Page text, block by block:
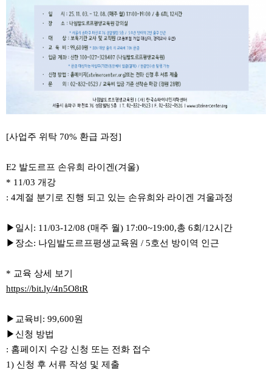
[사업주 위탁 70% 환급 과정]
E2 발도르프 손유희 라이겐(겨울)
* 11/03 개강
: 4계절 분기로 진행 되고 있는 손유희와 라이겐 겨울과정
▶일시: 11/03-12/08 (매주 월) 17:00~19:00,총 6회/12시간
▶장소: 나임발도르프평생교육원 / 5호선 방이역 인근
* 교육 상세 보기
https://bit.ly/4n5O8tR
▶교육비: 99,600원
▶신청 방법
: 홈페이지 수강 신청 또는 전화 접수
1) 신청 후 서류 작성 및 제출